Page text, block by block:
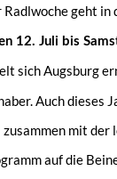
geht in
12. Juli bis
sich Augsburg
Auch dieses
mit der
auf die